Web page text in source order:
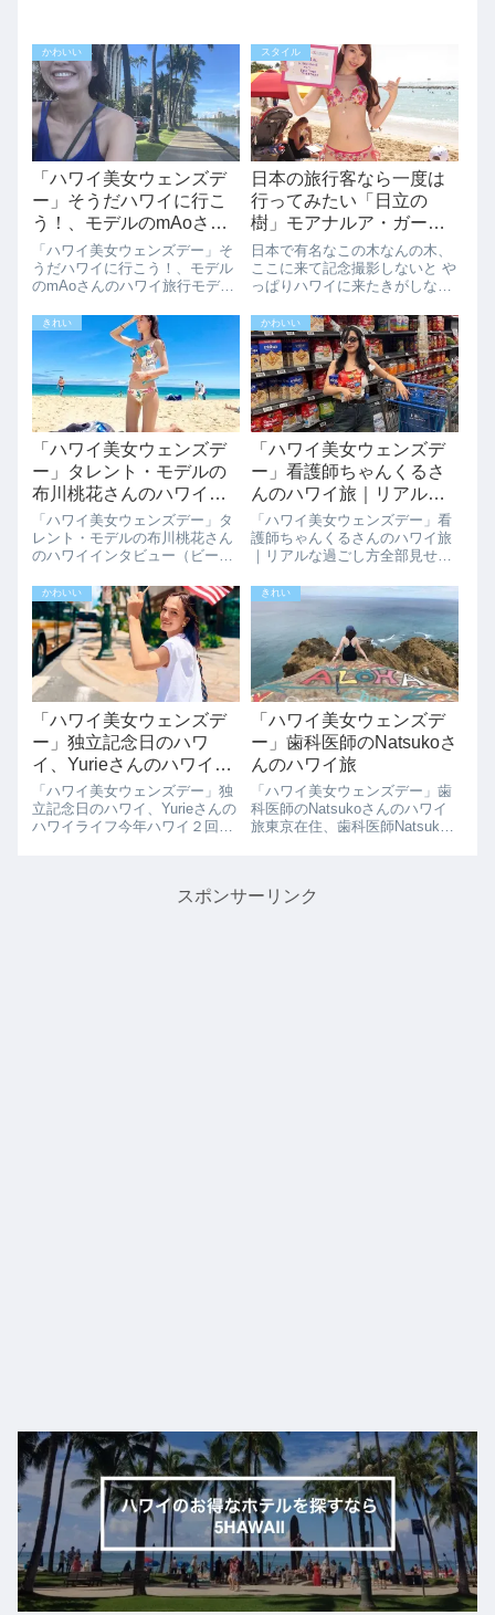
かわいい
「ハワイ美女ウェンズデ
ー」そうだハワイに行こ
う！、モデルのmAoさん
のハワイ旅行
「ハワイ美女ウェンズデー」そ
うだハワイに行こう！、モデル
のmAoさんのハワイ旅行モデル
んのハワイ旅行をインタビュー
させていただきました。「そう
だハワイに行こう！」と思いハ
ワイ旅行へ、mAoさんのハワイ
旅行とは？...
スタイル
日本の旅行客なら一度は
行ってみたい「日立の
樹」モアナルア・ガーデ
ン。この木なんの木は絶
対行きた観光スポットで
す。
日本で有名なこの木なんの木、
ここに来て記念撮影しないと や
っぱりハワイに来たきがしない
ょうか？ワイキキから車で20分
ほどの距離にある、モアナル
ア・ガーデンで、日立の樹と一
緒に記念撮影はハワイ来た初め
ての観光客なら...
きれい
「ハワイ美女ウェンズデ
ー」タレント・モデルの
布川桃花さんのハワイイ
ンタビュー
「ハワイ美女ウェンズデー」タ
レント・モデルの布川桃花さん
のハワイインタビュー（ビーチ
に絶賛日焼け中😨😨）ファッシ
ョン、ブライダル、ショーや広
告などのモデルもこなし、バラ
エティ番組などでのタレント活
動をされている...
かわいい
「ハワイ美女ウェンズデ
ー」看護師ちゃんくるさ
んのハワイ旅｜リアルな
過ごし方全部見せます
「ハワイ美女ウェンズデー」看
護師ちゃんくるさんのハワイ旅
｜リアルな過ごし方全部見せま
います！普段は東京で看護師を
していてTikTokで看護師の日常
を投稿したりInstagramでファッ
ションを投稿してます！1.今...
かわいい
「ハワイ美女ウェンズデ
ー」独立記念日のハワ
イ、Yurieさんのハワイラ
イフ
「ハワイ美女ウェンズデー」独
立記念日のハワイ、Yurieさんの
ハワイライフ今年ハワイ２回目
ちら。はじめまして、yurieで
きれい
「ハワイ美女ウェンズデ
ー」歯科医師のNatsukoさ
んのハワイ旅
「ハワイ美女ウェンズデー」歯
科医師のNatsukoさんのハワイ
旅東京在住、歯科医師Natsuko
で家族旅行で毎年1〜2回は定期
スポンサーリンク